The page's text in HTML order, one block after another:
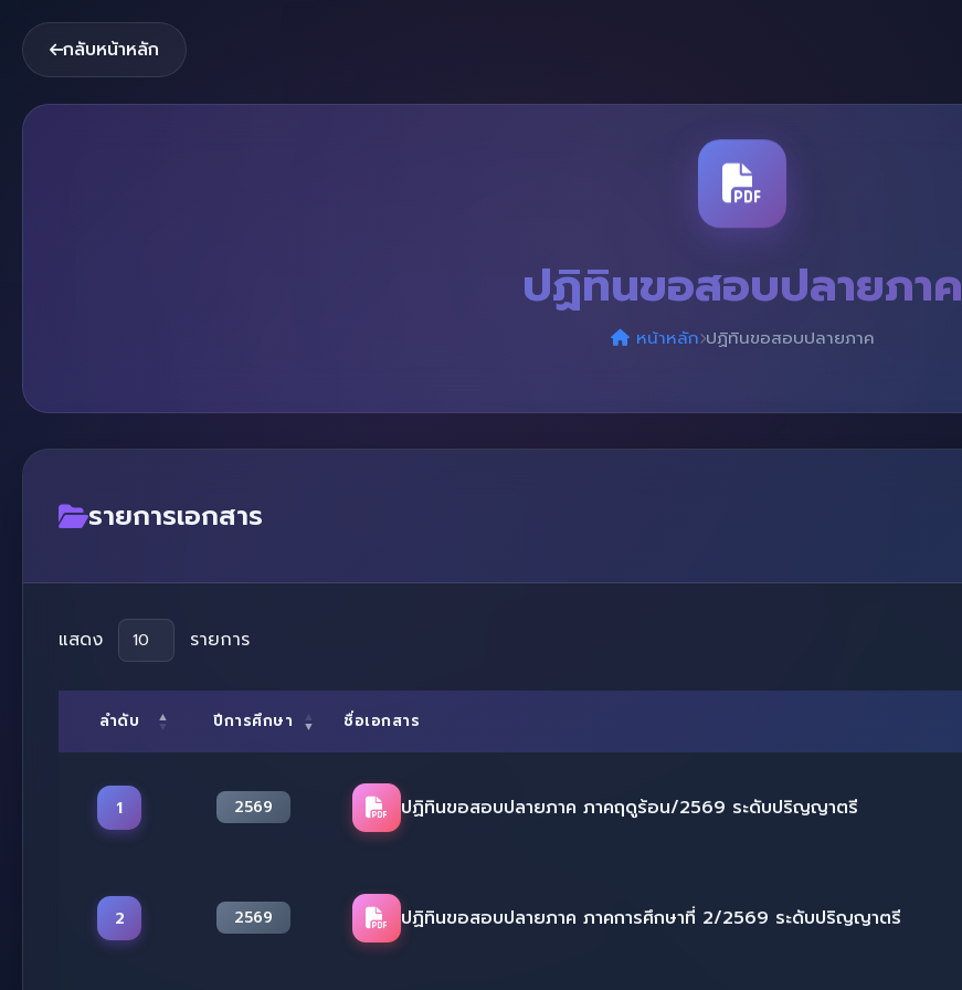
กลับหน้าหลัก
ปฏิทินขอสอบปลายภาค
หน้าหลัก ปฏิทินขอสอบปลายภาค
รายการเอกสาร
แสดง รายการ
ลำดับ ปีการศึกษา ชื่อเอกสาร
1 2569 ปฏิทินขอสอบปลายภาค ภาคฤดูร้อน/2569 ระดับปริญญาตรี
2 2569 ปฏิทินขอสอบปลายภาค ภาคการศึกษาที่ 2/2569 ระดับปริญญาตรี